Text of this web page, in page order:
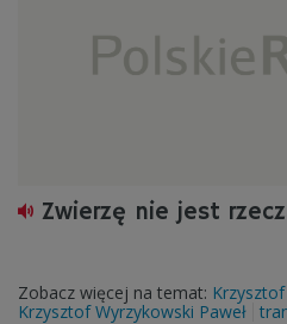
Zwierzę nie jest
Zobacz więcej na temat:
Krzysztof Wyrzykowski Paweł